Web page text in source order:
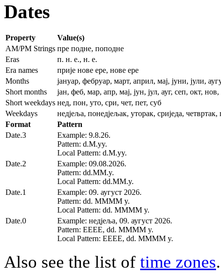
Dates
Property
Value(s)
AM/PM Strings пре подне, поподне
Eras
п. н. е., н. е.
Era names
прије нове ере, нове ере
Months
јануар, фебруар, март, април, мај, јуни, јули,
Short months
јан, феб, мар, апр, мај, јун, јул, ауг, сеп, окт,
Short weekdays нед, пон, уто, сри, чет, пет, суб
Weekdays
недјеља, понедјељак, уторак, сриједа, четвртак,
Format
Pattern
Date.3
Example: 9.8.26.
Pattern: d.M.yy.
Local Pattern: d.M.yy.
Date.2
Example: 09.08.2026.
Pattern: dd.MM.y.
Local Pattern: dd.MM.y.
Date.1
Example: 09. аугуст 2026.
Pattern: dd. MMMM y.
Local Pattern: dd. MMMM y.
Date.0
Example: недјеља, 09. аугуст 2026.
Pattern: EEEE, dd. MMMM y.
Local Pattern: EEEE, dd. MMMM y.
Also see the list of time zones.